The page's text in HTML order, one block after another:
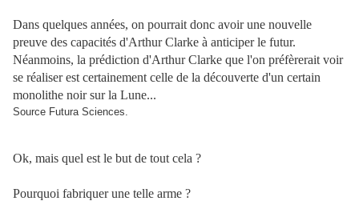
Dans quelques années, on pourrait donc avoir une nouvelle
preuve des capacités d'Arthur Clarke à anticiper le futur.
Néanmoins, la prédiction d'Arthur Clarke que l'on préfèrerait voir
se réaliser est certainement celle de la découverte d'un certain
monolithe noir sur la Lune...
Source Futura Sciences.
Ok, mais quel est le but de tout cela ?
Pourquoi fabriquer une telle arme ?